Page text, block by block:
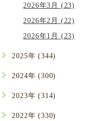
2026年3月 (23)
2026年2月 (22)
2026年1月 (23)
2025年 (344)
2024年 (300)
2023年 (314)
2022年 (330)